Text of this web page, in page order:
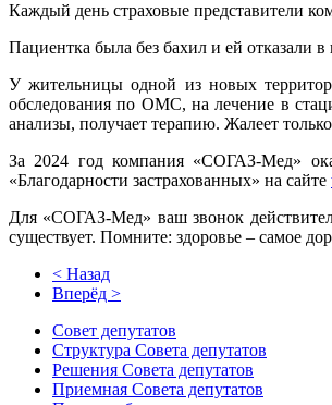
Каждый день страховые представители
Пациентка была без бахил и ей отказали
У жительницы одной из новых
обследования по ОМС, на лечение в
анализы, получает терапию. Жалеет
За 2024 год компания «СОГАЗ-Мед»
«Благодарности застрахованных» на сайте
Для «СОГАЗ-Мед» ваш звонок
существует. Помните: здоровье – самое
< Назад
Вперёд >
Совет депутатов
Структура Совета депутатов
Решения Совета депутатов
Приемная Совета депутатов